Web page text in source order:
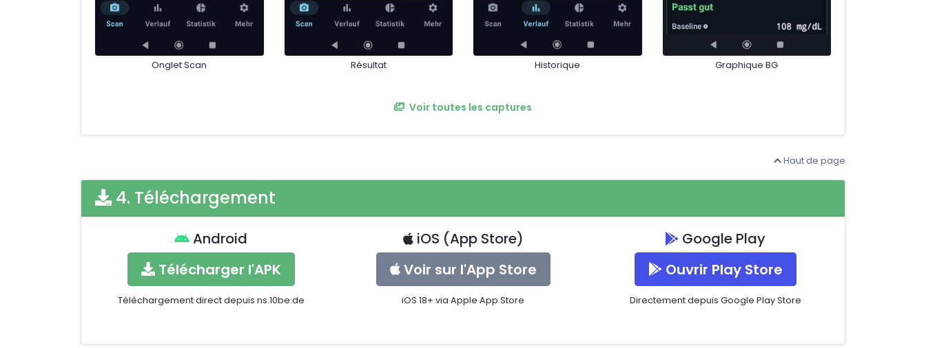
Onglet Scan Résultat Historique Graphique BG
Voir toutes les captures
Haut de page
4. Téléchargement
Android
Télécharger l'APK
Téléchargement direct depuis ns.10be.de
iOS (App Store)
Voir sur l'App Store
iOS 18+ via Apple App Store
Google Play
Ouvrir Play Store
Directement depuis Google Play Store